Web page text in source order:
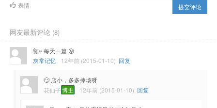
提交评论
表情
网友最新评论 (8)
额~ 每天一篇 😛
灰常记忆
12年前 (2015-01-10) 回复
🙄 店小，多多捧场呀
花仙子博主 12年前 (2015-01-10) 回复